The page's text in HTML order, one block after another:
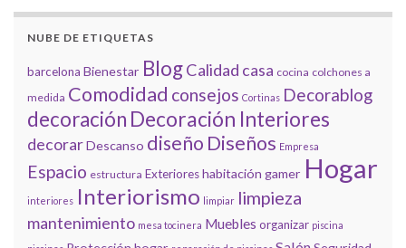
NUBE DE ETIQUETAS
barcelona Bienestar BlogCalidad casa cocina colchones a
medida Comodidad consejos Cortinas Decorablog
decoración Decoración Interiores
decorarDescanso diseño Diseños Empresa
Espacio estructura Exterioreshabitación gamer Hogar
interiores Interiorismo limpiar limpieza
mantenimiento mesa tocinera Muebles organizar piscina